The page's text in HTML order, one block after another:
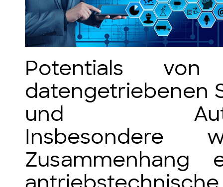
Potentials von
datengetriebenen
und
Insbesondere
Zusammenhang